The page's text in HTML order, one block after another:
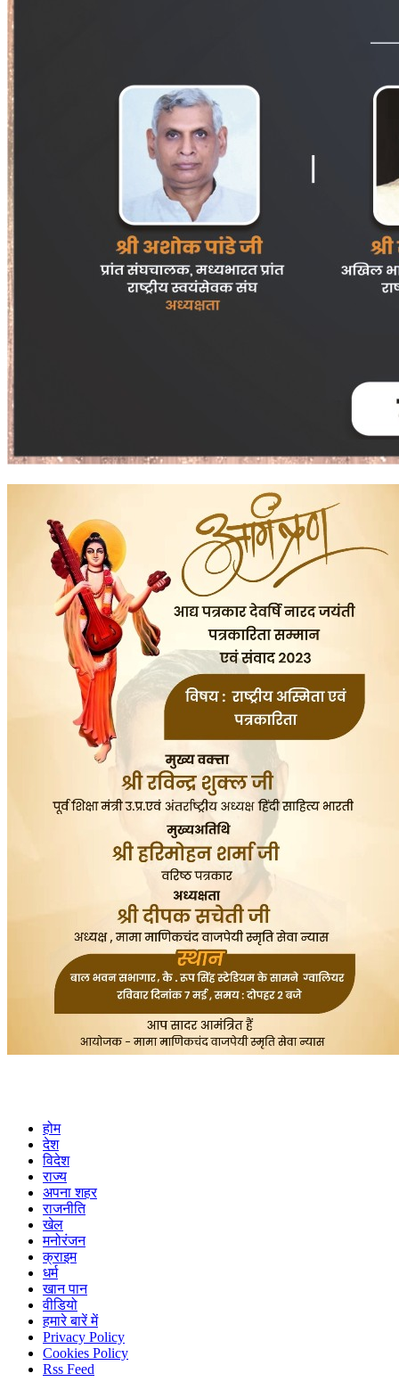
होम
देश
विदेश
राज्य
अपना शहर
राजनीति
खेल
मनोरंजन
क्राइम
धर्म
खान पान
वीडियो
हमारे बारें में
Privacy Policy
Cookies Policy
Rss Feed